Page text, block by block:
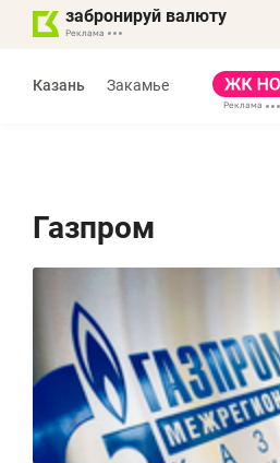
забронируй валюту
Казань Закамье
Газпром
«Не
правил,